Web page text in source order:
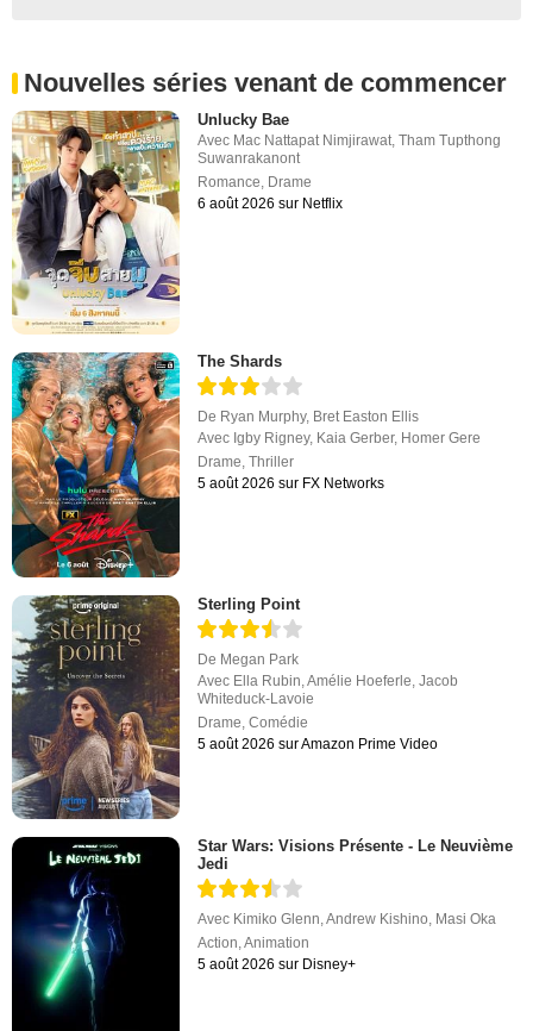
Nouvelles séries venant de commencer
Unlucky Bae
Avec Mac Nattapat Nimjirawat,Tham Tupthong
Suwanrakanont
Romance, Drame
6 août 2026 sur Netflix
The Shards
De Ryan Murphy, Bret Easton Ellis
Avec Igby Rigney, Kaia Gerber, Homer Gere
Drame,Thriller
5 août 2026 sur FX Networks
Sterling Point
De Megan Park
Avec Ella Rubin ,Amélie Hoeferle ,Jacob
Whiteduck-Lavoie
Drame ,Comédie
5 août 2026 sur Amazon Prime Video
Star Wars: Visions Présente - Le Neuvième
Jedi
Avec Kimiko Glenn,Andrew Kishino, Masi Oka
Action,Animation
5 août 2026 sur Disney+